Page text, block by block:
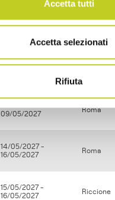
Accetta tutti
Accetta selezionati
Rifiuta
17/04/2027 -
Susegana
07/05/2027 -
09/05/2027
Roma
14/05/2027 -
16/05/2027
Roma
15/05/2027 -
16/05/2027
Riccione